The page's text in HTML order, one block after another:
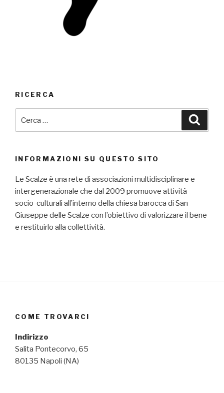
RICERCA
INFORMAZIONI SU QUESTO SITO
Le Scalze è una rete di associazioni multidisciplinare e
intergenerazionale che dal 2009 promuove attività
socio-culturali all’interno della chiesa barocca di San
Giuseppe delle Scalze con l’obiettivo di valorizzare il bene
e restituirlo alla collettività.
COME TROVARCI
Indirizzo
Salita Pontecorvo, 65
80135 Napoli (NA)